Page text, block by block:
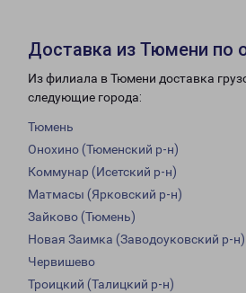
Доставка из Тюмени по
Из филиала в Тюмени доставка
следующие города:
Тюмень
Онохино (Тюменский р-н)
Коммунар (Исетский р-н)
Матмасы (Ярковский р-н)
Зайково (Тюмень)
Новая Заимка (Заводоуковский р-н)
Червишево
Троицкий (Талицкий р-н)